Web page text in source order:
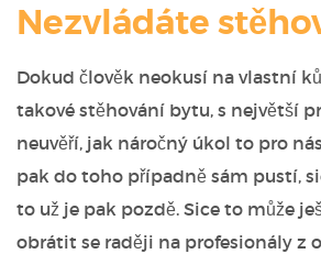
Nezvládáte
Dokud člověk neokusí na vlastní
takové stěhování bytu, s největší
neuvěří, jak náročný úkol to pro
pak do toho případně sám pustí,
to už je pak pozdě. Sice to může
obrátit se raději na profesionály z